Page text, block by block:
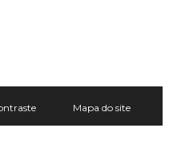
Mapa do site